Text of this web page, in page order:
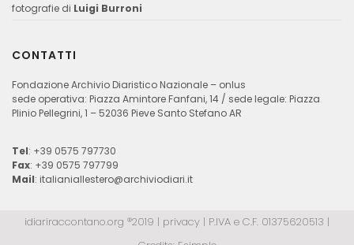
fotografie di Luigi Burroni
CONTATTI
Fondazione Archivio Diaristico Nazionale – onlus
sede operativa: Piazza Amintore Fanfani, 14 / sede legale: Piazza
Plinio Pellegrini, 1 – 52036 Pieve Santo Stefano AR
Tel: +39 0575 797730
Fax: +39 0575 797799
Mail: italianiallestero@archiviodiari.it
idiariraccontano.org ®2019 | privacy | P.IVA e C.F. 01375620513 |